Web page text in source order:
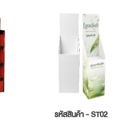
รหัสสินค้า - ST02